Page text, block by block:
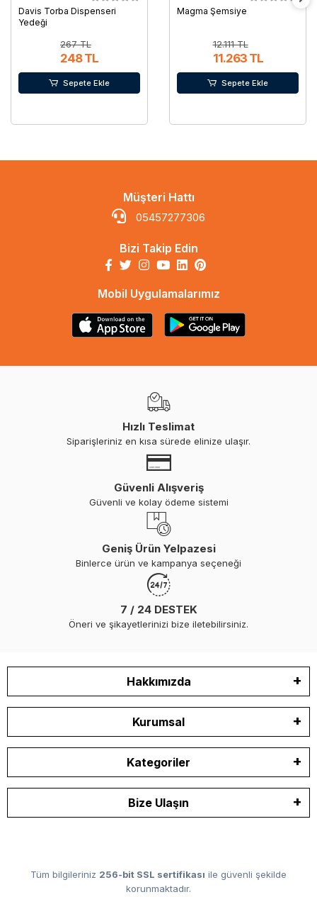
Davis Torba Dispenseri
Yedeği
267 TL
248 TL
Sepete Ekle
Magma Şemsiye
12.111 TL
11.263 TL
Sepete Ekle
Müşteri Hattı
05457277306
Bizi Takip Edin
Mobil Uygulamalarımız
Hızlı Teslimat
Siparişleriniz en kısa sürede elinize ulaşır.
Güvenli Alışveriş
Güvenli ve kolay ödeme sistemi
Geniş Ürün Yelpazesi
Binlerce ürün ve kampanya seçeneği
7 / 24 DESTEK
Öneri ve şikayetlerinizi bize iletebilirsiniz.
Hakkımızda
Kurumsal
Kategoriler
Bize Ulaşın
Tüm bilgileriniz 256-bit SSL sertifikası ile güvenli şekilde
korunmaktadır.